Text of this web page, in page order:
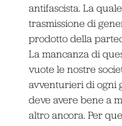
antifascista. La
trasmissione di
prodotto della
La mancanza di
vuote le nostre
avventurieri di ogni
deve avere bene a
altro ancora. Per